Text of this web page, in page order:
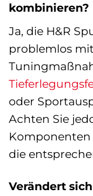
kombinieren?
Ja, die H&R
problemlos
oder
Achten Sie
Komponenten
die
Verändert